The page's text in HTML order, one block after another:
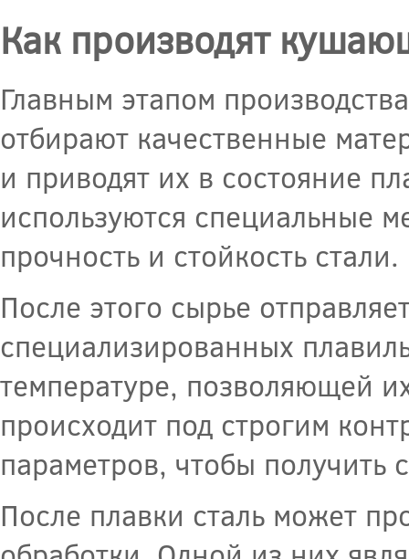
Как производят
Главным этапом
отбирают качественные
и приводят их в состояние
используются специальные
прочность и стойкость стали.
После этого сырье
специализированных
температуре, позволяющей
происходит под строгим
параметров, чтобы получить
После плавки сталь может